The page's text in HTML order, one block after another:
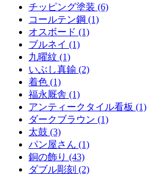
チッピング塗装 (6)
コールテン鋼 (1)
オスボード (1)
ブルネイ (1)
九曜紋 (1)
いぶし真鍮 (2)
着色 (1)
福永厩舎 (1)
アンティークタイル看板 (1)
ダークブラウン (1)
太鼓 (3)
パン屋さん (1)
銅の飾り (43)
ダブル彫刻 (2)